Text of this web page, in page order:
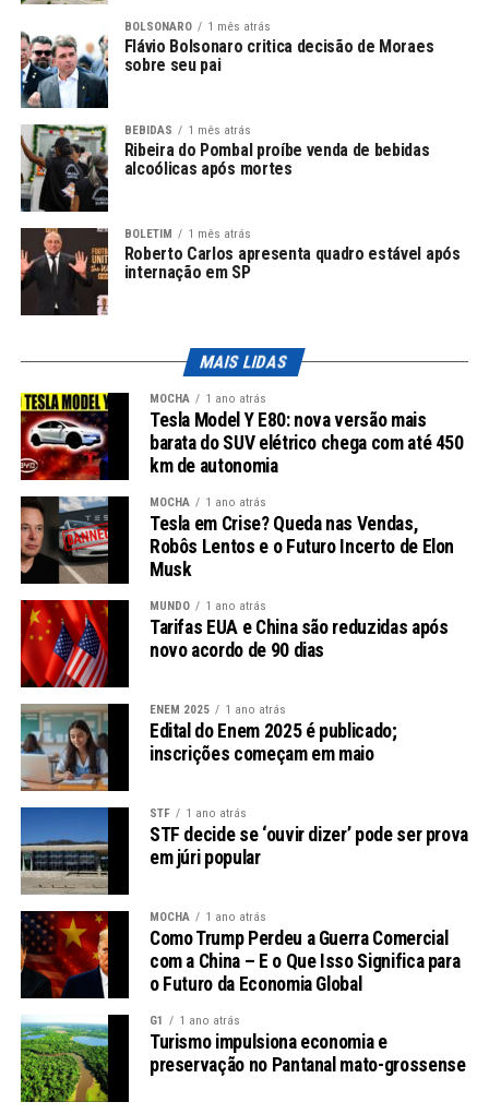
Paralímpica
A Escola Paralímpica de Esportes oferece um amplo
leque de atividades, totalizando 15 modalidades
inspiradas nos Jogos Paralímpicos. Entre as disciplinas
disponíveis estão:
Atletismo
Badminton
Bocha
Futebol de cegos
Halterofilismo
Judô
Natação
Paraesgrima
Rugby em cadeira de rodas
Tênis de mesa
Tênis em cadeira de rodas
Tiro com arco
Triatlo
Vôlei sentado
Leia Também:
investigado na Operação Caixa Preta
Atualmente, a Escolinha atende a 477 crianças e
adolescentes com deficiências físicas, visuais e
intelectuais, criando oportunidades para que estes
jovens possam desenvolver habilidades esportivas e
sociais.
Casos de Sucesso
Desde seu lançamento em 2018, a Escolinha Paralímpica
já lançou talentos no cenário esportivo. Um exemplo
BOLSONARO 1 mês atrás
Flávio Bolsonaro critica decisão de Moraes
sobre seu pai
BEBIDAS 1 mês atrás
Ribeira do Pombal proíbe venda de bebidas
alcoólicas após mortes
BOLETIM 1 mês atrás
Roberto Carlos apresenta quadro estável após
internação em SP
MAIS LIDAS
MOCHA 1 ano atrás
Tesla Model Y E80: nova versão mais
barata do SUV elétrico chega com até 450
km de autonomia
MOCHA 1 ano atrás
Tesla em Crise? Queda nas Vendas,
Robôs Lentos e o Futuro Incerto de Elon
Musk
MUNDO 1 ano atrás
Tarifas EUA e China são reduzidas após
novo acordo de 90 dias
ENEM 2025 1 ano atrás
Edital do Enem 2025 é publicado;
inscrições começam em maio
STF 1 ano atrás
STF decide se ‘ouvir dizer’ pode ser prova
em júri popular
MOCHA 1 ano atrás
Como Trump Perdeu a Guerra Comercial
com a China – E o Que Isso Significa para
o Futuro da Economia Global
G1 1 ano atrás
Turismo impulsiona economia e
preservação no Pantanal mato-grossense